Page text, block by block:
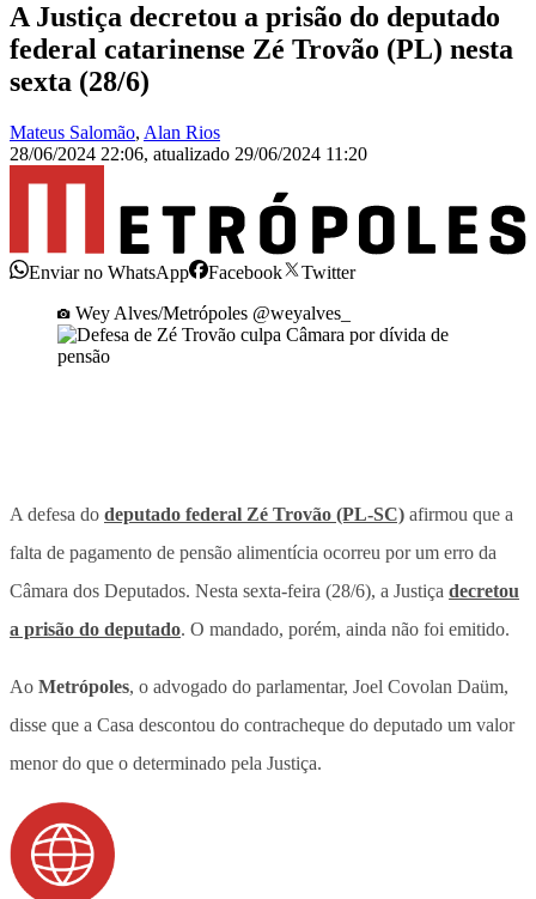
A Justiça decretou a prisão do deputado
federal catarinense Zé Trovão (PL) nesta
sexta (28/6)
Mateus Salomão, Alan Rios
28/06/2024 22:06, atualizado 29/06/2024 11:20
Enviar no WhatsApp Facebook
Twitter
Wey Alves/Metrópoles @weyalves_
A defesa do deputado federal Zé Trovão (PL-SC) afirmou que a
falta de pagamento de pensão alimentícia ocorreu por um erro da
Câmara dos Deputados. Nesta sexta-feira (28/6), a Justiça decretou
a prisão do deputado. O mandado, porém, ainda não foi emitido.
Ao Metrópoles, o advogado do parlamentar, Joel Covolan Daüm,
disse que a Casa descontou do contracheque do deputado um valor
menor do que o determinado pela Justiça.